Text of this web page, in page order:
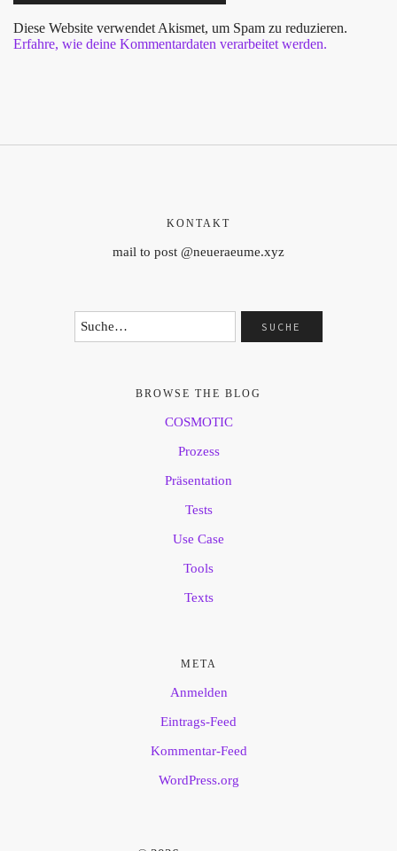
Diese Website verwendet Akismet, um Spam zu reduzieren.
Erfahre, wie deine Kommentardaten verarbeitet werden.
KONTAKT
mail to post @neueraeume.xyz
BROWSE THE BLOG
COSMOTIC
Prozess
Präsentation
Tests
Use Case
Tools
Texts
META
Anmelden
Eintrags-Feed
Kommentar-Feed
WordPress.org